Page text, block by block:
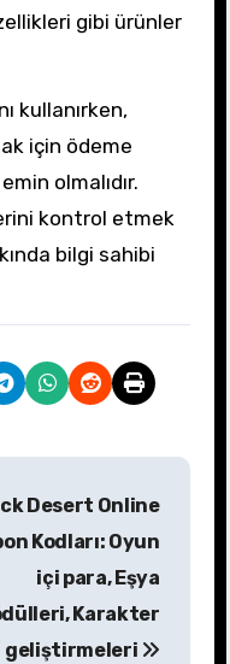
gibi ürünler
kullanırken,
için ödeme
olmalıdır.
kontrol etmek
bilgi sahibi
Desert Online
Kodları: Oyun
içi para, Eşya
Karakter
geliştirmeleri